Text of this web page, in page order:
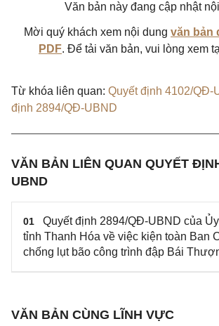
Văn bản này đang cập nhật
Mời quý khách xem nội dung văn bản
PDF. Để tải văn bản, vui lòng xem
Từ khóa liên quan: Quyết định 4102/QĐ-
định 2894/QĐ-UBND
VĂN BẢN LIÊN QUAN QUYẾT
UBND
01
Quyết định 2894/QĐ-UBND của
tỉnh Thanh Hóa về việc kiện toàn Ban
chống lụt bão công trình đập Bái
VĂN BẢN CÙNG LĨNH VỰC